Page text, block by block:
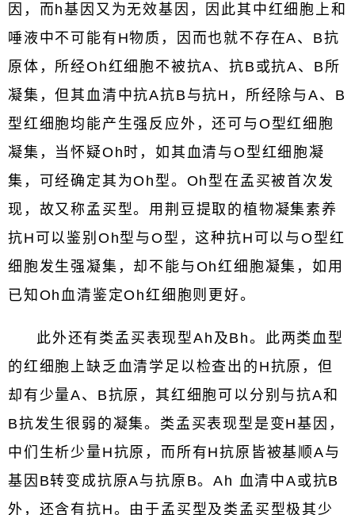
因，而h基因又为无效基因，因此其中红细胞上和
唾液中不可能有H物质，因而也就不存在A、B抗
原体，所经Oh红细胞不被抗A、抗B或抗A、B所
凝集，但其血清中抗A抗B与抗H，所经除与A、B
型红细胞均能产生强反应外，还可与O型红细胞
凝集，当怀疑Oh时，如其血清与O型红细胞凝
集，可经确定其为Oh型。Oh型在孟买被首次发
现，故又称孟买型。用荆豆提取的植物凝集素养
抗H可以鉴别Oh型与O型，这种抗H可以与O型红
细胞发生强凝集，却不能与Oh红细胞凝集，如用
已知Oh血清鉴定Oh红细胞则更好。
此外还有类孟买表现型Ah及Bh。此两类血型
的红细胞上缺乏血清学足以检查出的H抗原，但
却有少量A、B抗原，其红细胞可以分别与抗A和
B抗发生很弱的凝集。类孟买表现型是变H基因，
中们生析少量H抗原，而所有H抗原皆被基顺A与
基因B转变成抗原A与抗原B。Ah 血清中A或抗B
外，还含有抗H。由于孟买型及类孟买型极其少